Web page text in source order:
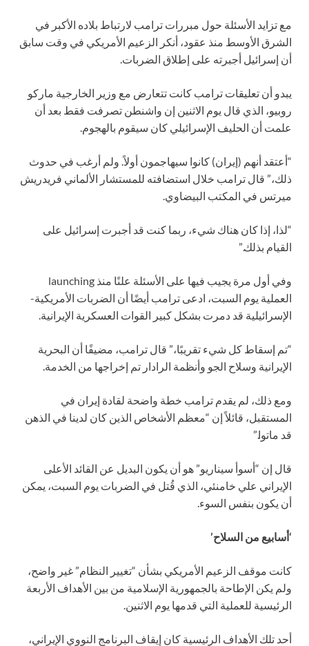
مع تزايد الأسئلة حول مبررات ترامب لارتباط بلاده الأكبر في
الشرق الأوسط منذ عقود، أنكر الزعيم الأمريكي في وقت سابق
أن إسرائيل أجبرته على إطلاق الضربات.
يبدو أن تعليقات ترامب كانت تتعارض مع وزير الخارجية ماركو
روبيو، الذي قال يوم الاثنين إن واشنطن تصرفت فقط بعد أن
علمت أن الحليف الإسرائيلي كان سيقوم بالهجوم.
“أعتقد أنهم (إيران) كانوا سيهاجمون أولاً. ولم أرغب في حدوث
ذلك،” قال ترامب خلال استضافته للمستشار الألماني فريدريش
ميرتس في المكتب البيضاوي.
“لذا، إذا كان هناك شيء، ربما كنت قد أجبرت إسرائيل على
القيام بذلك.”
وفي أول مرة يجيب فيها على الأسئلة علنًا منذ launching
العملية يوم السبت، ادعى ترامب أيضًا أن الضربات الأمريكية-
الإسرائيلية قد دمرت بشكل كبير القوات العسكرية الإيرانية.
“تم إسقاط كل شيء تقريبًا،” قال ترامب، مضيفًا أن البحرية
الإيرانية وسلاح الجو وأنظمة الرادار تم إخراجها من الخدمة.
ومع ذلك، لم يقدم ترامب خطة واضحة لقادة إيران في
المستقبل، قائلاً إن “معظم الأشخاص الذين كان لدينا في الذهن
قد ماتوا.”
قال إن “أسوأ سيناريو” هو أن يكون البديل عن القائد الأعلى
الإيراني علي خامنئي، الذي قُتل في الضربات يوم السبت، يمكن
أن يكون بنفس السوء.
‘أسابيع من السلاح’
كانت موقف الزعيم الأمريكي بشأن “تغيير النظام” غير واضح،
ولم يكن الإطاحة بالجمهورية الإسلامية من بين الأهداف الأربعة
الرئيسية للعملية التي قدمها يوم الاثنين.
أحد تلك الأهداف الرئيسية كان إيقاف البرنامج النووي الإيراني،